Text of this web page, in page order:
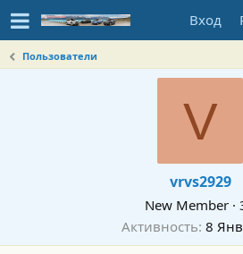
Вход
Пользователи
V
vrvs2929
New Member ·
Активность 8